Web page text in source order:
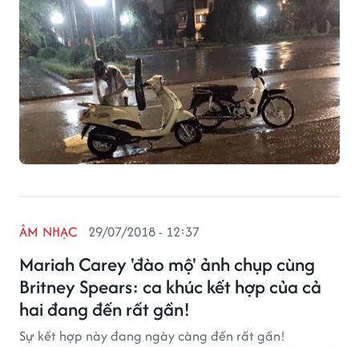
Mariah Carey 'đào mộ' ảnh chụp cùng
Britney Spears: ca khúc kết hợp của cả
hai đang đến rất gần!
ÂM NHẠC 29/07/2018 - 12:37
Sự kết hợp này đang ngày càng đến rất gần!